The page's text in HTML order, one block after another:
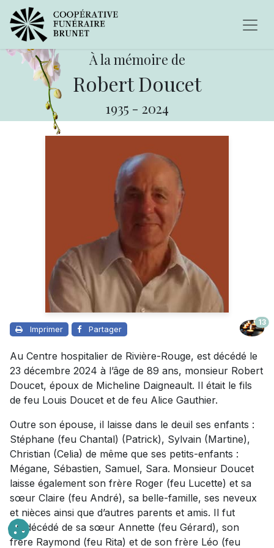
À la mémoire de
Robert Doucet
1935 - 2024
Imprimer Partager
13
Au Centre hospitalier de Rivière-Rouge, est décédé le
23 décembre 2024 à l’âge de 89 ans, monsieur Robert
Doucet, époux de Micheline Daigneault. Il était le fils
de feu Louis Doucet et de feu Alice Gauthier.
Outre son épouse, il laisse dans le deuil ses enfants :
Stéphane (feu Chantal) (Patrick), Sylvain (Martine),
Christian (Celia) de même que ses petits-enfants :
Mégane, Sébastien, Samuel, Sara. Monsieur Doucet
laisse également son frère Roger (feu Lucette) et sa
sœur Claire (feu André), sa belle-famille, ses neveux
et nièces ainsi que d’autres parents et amis. Il fut
prédécédé de sa sœur Annette (feu Gérard), son
frère Raymond (feu Rita) et de son frère Léo (feu